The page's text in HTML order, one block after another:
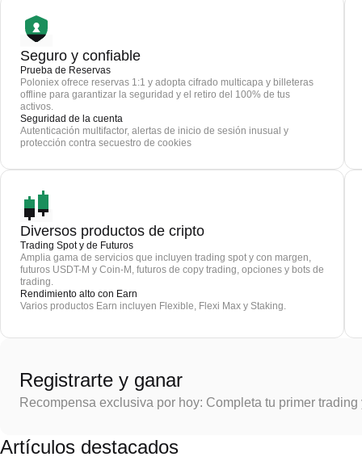
Seguro y confiable
Prueba de Reservas
Poloniex ofrece reservas 1:1 y adopta cifrado multicapa y billeteras
offline para garantizar la seguridad y el retiro del 100% de tus
activos.
Seguridad de la cuenta
Autenticación multifactor, alertas de inicio de sesión inusual y
protección contra secuestro de cookies
Diversos productos de cripto
Trading Spot y de Futuros
Amplia gama de servicios que incluyen trading spot y con margen,
futuros USDT-M y Coin-M, futuros de copy trading, opciones y bots de
trading.
Rendimiento alto con Earn
Varios productos Earn incluyen Flexible, Flexi Max y Staking.
Registrarte y ganar
Recompensa exclusiva por hoy: Completa tu primer
Artículos destacados